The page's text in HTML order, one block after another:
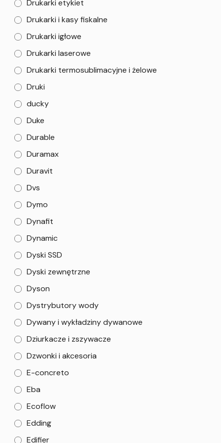
Drukarki etykiet
Drukarki i kasy fiskalne
Drukarki igłowe
Drukarki laserowe
Drukarki termosublimacyjne i żelowe
Druki
ducky
Duke
Durable
Duramax
Duravit
Dvs
Dymo
Dynafit
Dynamic
Dyski SSD
Dyski zewnętrzne
Dyson
Dystrybutory wody
Dywany i wykładziny dywanowe
Dziurkacze i zszywacze
Dzwonki i akcesoria
E-concreto
Eba
Ecoflow
Edding
Edifier